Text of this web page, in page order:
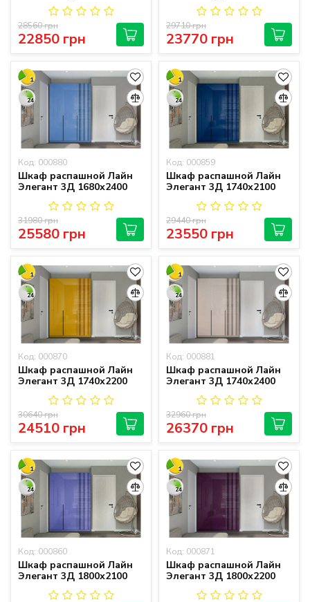
22850 грн
28560 грн
23770 грн
29710 грн
1
24
Код: 000880
Шкаф распашной Лайн
Элегант 3Д 1680х2400
25580 грн
31980 грн
1
24
Код: 000859
Шкаф распашной Лайн
Элегант 3Д 1740х2100
23550 грн
29440 грн
1
24
Код: 000870
Шкаф распашной Лайн
Элегант 3Д 1740х2200
24510 грн
30640 грн
1
24
Код: 000881
Шкаф распашной Лайн
Элегант 3Д 1740х2400
26370 грн
32960 грн
1
24
Код: 000860
Шкаф распашной Лайн
Элегант 3Д 1800х2100
1
24
Код: 000871
Шкаф распашной Лайн
Элегант 3Д 1800х2200